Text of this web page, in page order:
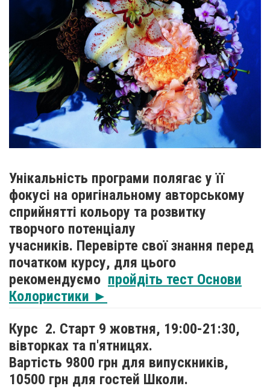
Унікальність програми полягає у її
фокусі на оригінальному авторському
сприйнятті кольору та розвитку
творчого потенціалу
учасників. Перевірте свої знання перед
початком курсу, для цього
рекомендуємо пройдіть тест Основи
Колористики ►
Курс 2. Старт 9 жовтня, 19:00-21:30,
вівторках та п'ятницях.
Вартість 9800 грн для випускників,
10500 грн для гостей Школи.